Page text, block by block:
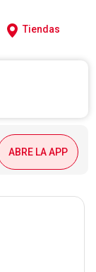
Tiendas
ABRE LA APP